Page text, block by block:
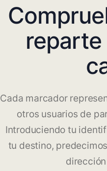
reparte
Cada marcador
otros usuarios de
Introduciendo tu
tu destino,
dirección